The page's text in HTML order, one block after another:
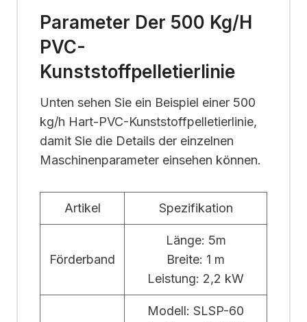
Parameter Der 500 Kg/h
PVC-
Kunststoffpelletierlinie
Unten sehen Sie ein Beispiel einer 500
kg/h Hart-PVC-Kunststoffpelletierlinie,
damit Sie die Details der einzelnen
Maschinenparameter einsehen können.
Artikel Spezifikation
Förderband
Länge: 5m
Breite: 1 m
Leistung: 2,2 kW
Modell: SLSP-60